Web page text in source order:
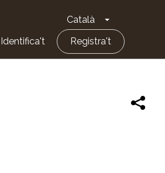
Català Toggle
Identifica't Registra't